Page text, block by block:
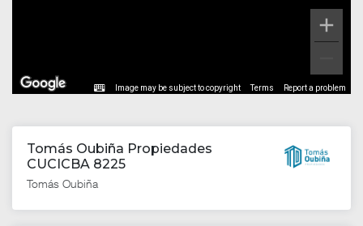
Image may be subject to copyright Terms Report a problem
Tomás Oubiña Propiedades
CUCICBA 8225
Tomás Oubiña